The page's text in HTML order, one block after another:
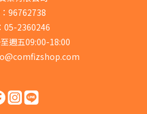
96762738
05-2360246
週五09:00-18:00